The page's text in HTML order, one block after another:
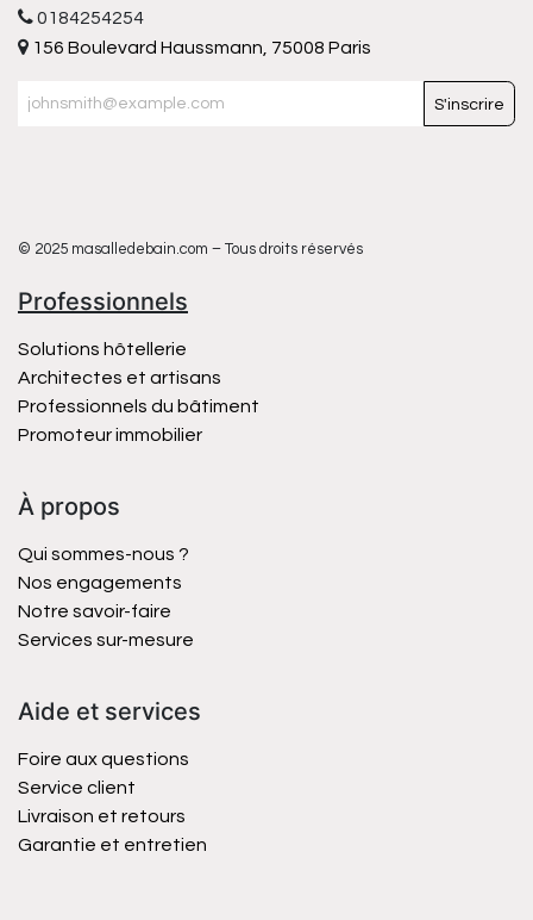
0184254254
156 Boulevard Haussmann, 75008 Paris
S'inscrire
© 2025 masalledebain.com – Tous droits réservés
Professionnels
Solutions hôtellerie
Architectes et artisans
Professionnels du bâtiment
Promoteur immobilier
À propos
Qui sommes-nous ?
Nos engagements
Notre savoir-faire
Services sur-mesure
Aide et services
Foire aux questions
Service client
Livraison et retours
Garantie et entretien